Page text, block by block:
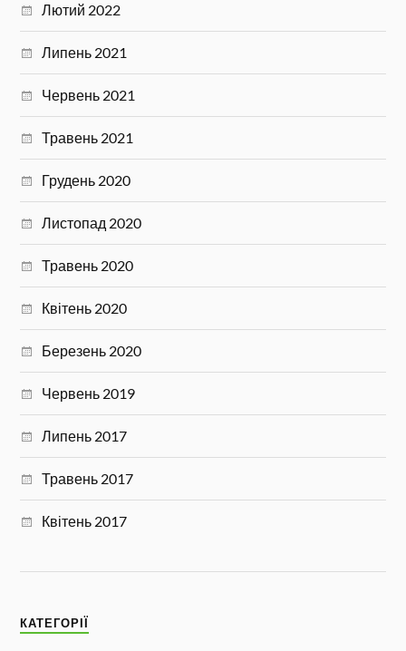
Лютий 2022
Липень 2021
Червень 2021
Травень 2021
Грудень 2020
Листопад 2020
Травень 2020
Квітень 2020
Березень 2020
Червень 2019
Липень 2017
Травень 2017
Квітень 2017
КАТЕГОРІЇ